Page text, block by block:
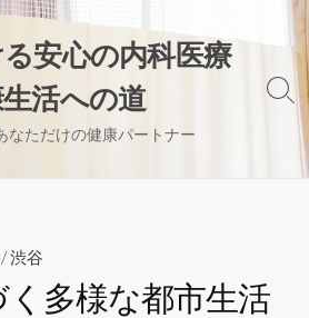
安心の内科医療
活への道
なただけの健康パートナー
検
/渋谷
多様な都市生活